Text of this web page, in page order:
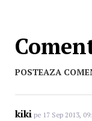
POSTEAZA
kiki pe 17 Sep 2013,